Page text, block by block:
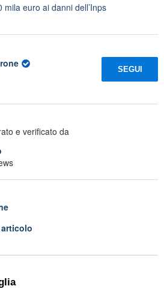
euro ai danni dell’Inps
SEGUI
e verificato da